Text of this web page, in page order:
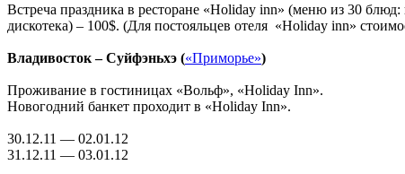
Встреча праздника в ресторане «Holiday inn» (меню из 30
дискотека) – 100$. (Для постояльцев отеля «Holiday inn»
Владивосток – Суйфэньхэ («Приморье»)
Проживание в гостиницах «Вольф», «Holiday Inn».
Новогодний банкет проходит в «Holiday Inn».
30.12.11 — 02.01.12
31.12.11 — 03.01.12